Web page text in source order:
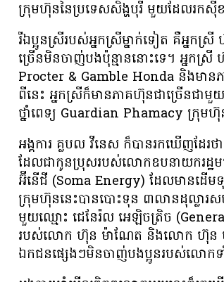
ក្រុមហ៊ុន​នៃ​ប្រទេស​សិង្ហបុរី មួយ​ដែល​រកស៊ី​ខ
រី​ឯ​ប្អូនស្រី​របស់​អ្នកស្រី​ម្នាក់​ទៀត គឺ​អ្នក
ច្រើន​មិន​ចាញ់​បង​ប៉ុន្មាន​នោះ​ទេ។ អ្នក
Procter & Gamble Honda និង​មា
ពី​នេះ អ្នកស្រី​ក៏​មាន​ភាគហ៊ុន​ជា​ច្រើន​ជ
ថ្នាំពេទ្យ Guardian Phamacy ក្រុ
អង្គការ គ្លបល វីនេស ក៏​បាន​រក​ឃើញ​ដែ
ដែល​ជា​កូនប្រុស​របស់​លោក​ឧបនាយករដ្ឋ
អ៊ីនើជី (Soma Energy) ដែល​មាន​ដើម​
ក្រុមហ៊ុន​នេះ​បាន​បោះ​ទុន ៣​​លាន​ដុល្លារ​
មួយ​ឈ្មោះ ជេនែរ៉ល អេឡិចត្រិច
របស់​លោក ហ៊ុន ម៉ាណែត និង​លោក ហ៊ុន
ឯកជន​ផ្សេងៗ​មិន​ចាញ់​បងប្អូន​របស់​លោក​ទាំ